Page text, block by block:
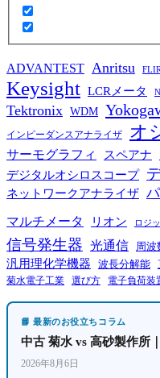
ADVANTEST Anritsu FLIR
Keysight LCRメータ
Tektronix WDM
インピーダンスアナライザ オ
サーモグラフィ スペアナ
デジタルオシロスコープ
ネットワークアナライザ
マルチメータ リオン ロジ
信号発生器 光通信 周波
汎用理化学機器
波長分解能
菊水電子工業 選び方 電子負荷装
📘 最新のお役立ちコラム
中古 菊水 vs 高砂製作所
2026年8月6日